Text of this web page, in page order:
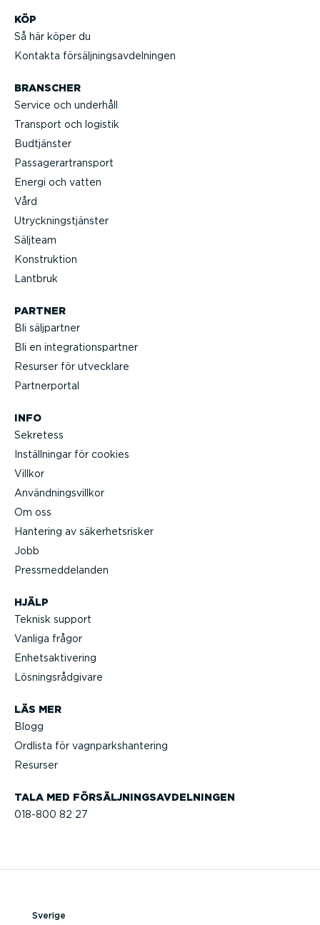
KÖP
Så här köper du
Kontakta försälj­nings­av­del­ningen
BRANSCHER
Service och underhåll
Transport och logistik
Budtjänster
Passa­gerar­transport
Energi och vatten
Vård
Utryck­nings­tjänster
Säljteam
Konstruktion
Lantbruk
TALA MED FÖRSÄLJ­NINGS­AV­DEL­NINGEN
018-800 82 27
HJÄLP
Teknisk support
Vanliga frågor
Enhets­ak­ti­vering
Lösnings­råd­givare
LÄS MER
Blogg
Ordlista för vagnparks­han­tering
Resurser
PARTNER
Bli säljpartner
Bli en integ­ra­tions­partner
Resurser för utvecklare
Partner­portal
INFO
Sekretess
Inställ­ningar för cookies
Villkor
Använd­nings­villkor
Om oss
Hantering av säker­hets­risker
Jobb
Press­med­de­landen
Sverige